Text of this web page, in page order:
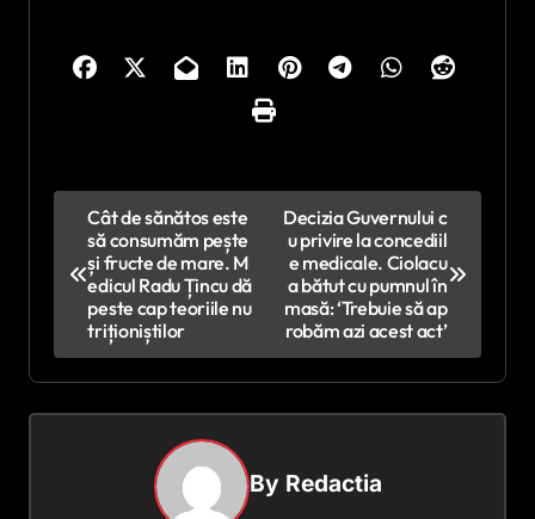
g
a
Cât de sănătos este
să consumăm pește
și fructe de mare. M
edicul Radu Țincu dă
peste cap teoriile nu
triționiștilor
Decizia Guvernului c
u privire la concediil
e medicale. Ciolacu
a bătut cu pumnul în
masă: ‘Trebuie să ap
robăm azi acest act’
By Redactia